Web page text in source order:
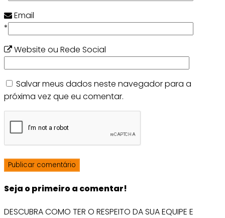
Email
*
Website ou Rede Social
Salvar meus dados neste navegador para a
próxima vez que eu comentar.
Seja o primeiro a comentar!
DESCUBRA COMO TER O RESPEITO DA SUA EQUIPE E